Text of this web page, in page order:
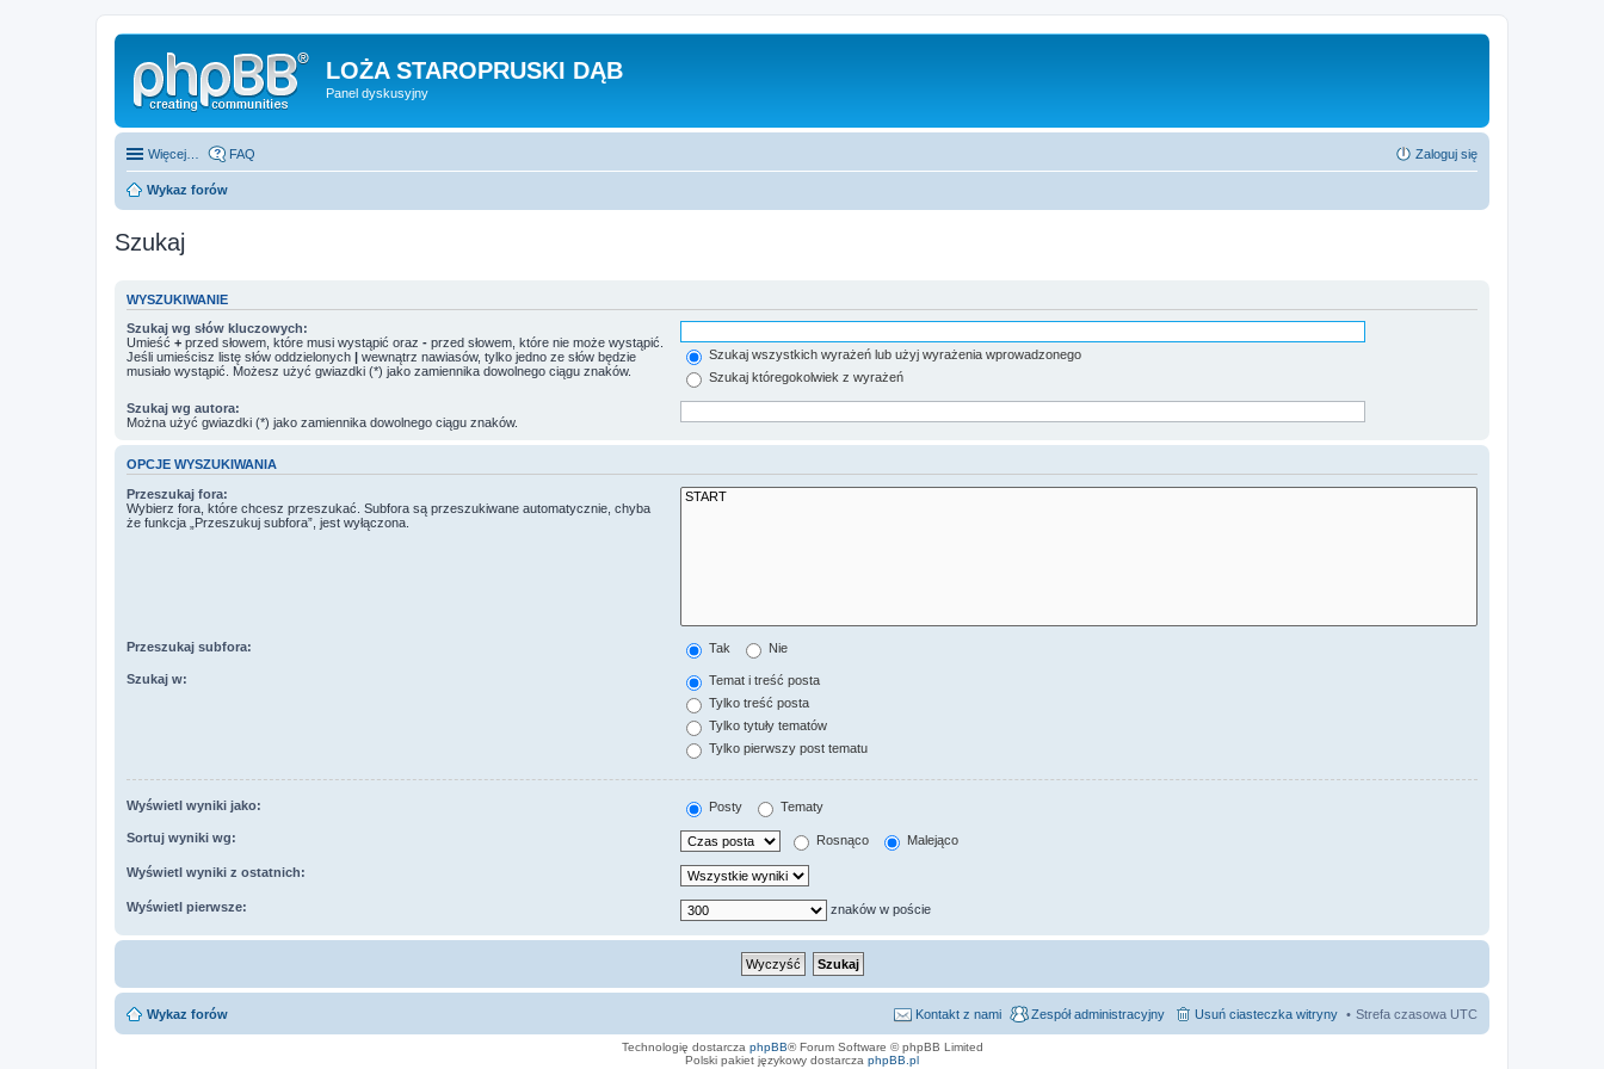
LOŻA STAROPRUSKI DĄB
Panel dyskusyjny
Więcej… FAQ Zaloguj się
Wykaz forów
Szukaj
WYSZUKIWANIE
Szukaj wg słów kluczowych:
Umieść + przed słowem, które musi wystąpić oraz - przed słowem, które nie może wystąpić.
Jeśli umieścisz listę słów oddzielonych | wewnątrz nawiasów, tylko jedno ze słów będzie
musiało wystąpić. Możesz użyć gwiazdki (*) jako zamiennika dowolnego ciągu znaków.
Szukaj wszystkich wyrażeń lub użyj wyrażenia wprowadzonego
Szukaj któregokolwiek z wyrażeń
Szukaj wg autora:
Można użyć gwiazdki (*) jako zamiennika dowolnego ciągu znaków.
OPCJE WYSZUKIWANIA
Przeszukaj fora:
Wybierz fora, które chcesz przeszukać. Subfora są przeszukiwane automatycznie, chyba
że funkcja „Przeszukuj subfora”, jest wyłączona.
Przeszukaj subfora: Tak Nie
Szukaj w:
Temat i treść posta
Tylko treść posta
Tylko tytuły tematów
Tylko pierwszy post tematu
Wyświetl wyniki jako: Posty Tematy
Sortuj wyniki wg: Rosnąco Malejąco
Wyświetl wyniki z ostatnich:
Wyświetl pierwsze: znaków w poście
Wykaz forów Strefa czasowa UTC
Usuń ciasteczka witryny
Zespół administracyjny
Kontakt z nami
Technologię dostarcza phpBB® Forum Software © phpBB Limited
Polski pakiet językowy dostarcza phpBB.pl